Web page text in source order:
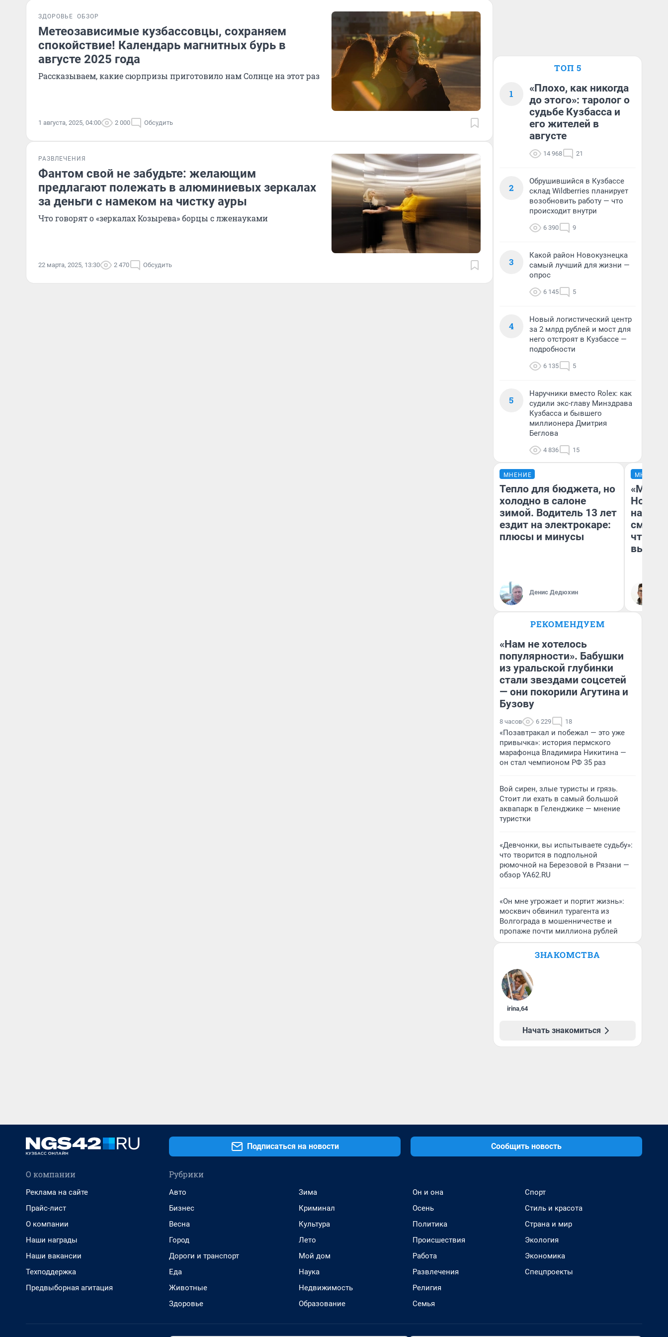
ЗДОРОВЬЕ ОБЗОР
Метеозависимые кузбассовцы, сохраняем
спокойствие! Календарь магнитных бурь в
августе 2025 года
Рассказываем, какие сюрпризы приготовило нам Солнце на этот раз
1 августа, 2025, 04:00 2 000 Обсудить
РАЗВЛЕЧЕНИЯ
Фантом свой не забудьте: желающим
предлагают полежать в алюминиевых зеркалах
за деньги с намеком на чистку ауры
Что говорят о «зеркалах Козырева» борцы с лженауками
22 марта, 2025, 13:30 2 470 Обсудить
ТОП 5
1
«Плохо, как никогда
до этого»: таролог о
судьбе Кузбасса и
его жителей в
августе
14 968 21
2
Обрушившийся в Кузбассе
склад Wildberries планирует
возобновить работу — что
происходит внутри
6 390 9
3
Какой район Новокузнецка
самый лучший для жизни —
опрос
6 145 5
4
Новый логистический центр
за 2 млрд рублей и мост для
него отстроят в Кузбассе —
подробности
6 135 5
5
Наручники вместо Rolex: как
судили экс-главу Минздрава
Кузбасса и бывшего
миллионера Дмитрия
Беглова
4 836 15
МНЕНИЕ
Тепло для бюджета, но
холодно в салоне
зимой. Водитель 13 лет
ездит на электрокаре:
плюсы и минусы
Денис Дедюхин
МНЕНИЕ
«Мы
чтобы
РЕКОМЕНДУЕМ
«Нам не хотелось
популярности». Бабушки
из уральской глубинки
стали звездами соцсетей
— они покорили Агутина и
Бузову
8 часов 6 229 18
«Позавтракал и побежал — это уже
привычка»: история пермского
марафонца Владимира Никитина —
он стал чемпионом РФ 35 раз
Вой сирен, злые туристы и грязь.
Стоит ли ехать в самый большой
аквапарк в Геленджике — мнение
туристки
«Девчонки, вы испытываете судьбу»:
что творится в подпольной
рюмочной на Березовой в Рязани —
обзор YA62.RU
«Он мне угрожает и портит жизнь»:
москвич обвинил турагента из
Волгограда в мошенничестве и
пропаже почти миллиона рублей
ЗНАКОМСТВА
irina,64
Начать знакомиться
Подписаться на новости Сообщить новость
О компании
Реклама на сайте
Прайс-лист
О компании
Наши награды
Наши вакансии
Техподдержка
Предвыборная агитация
Рубрики
Авто
Бизнес
Весна
Город
Дороги и транспорт
Еда
Животные
Здоровье
Зима
Криминал
Культура
Лето
Мой дом
Наука
Недвижимость
Образование
Он и она
Осень
Политика
Происшествия
Работа
Развлечения
Религия
Семья
Спорт
Стиль и красота
Страна и мир
Экология
Экономика
Спецпроекты